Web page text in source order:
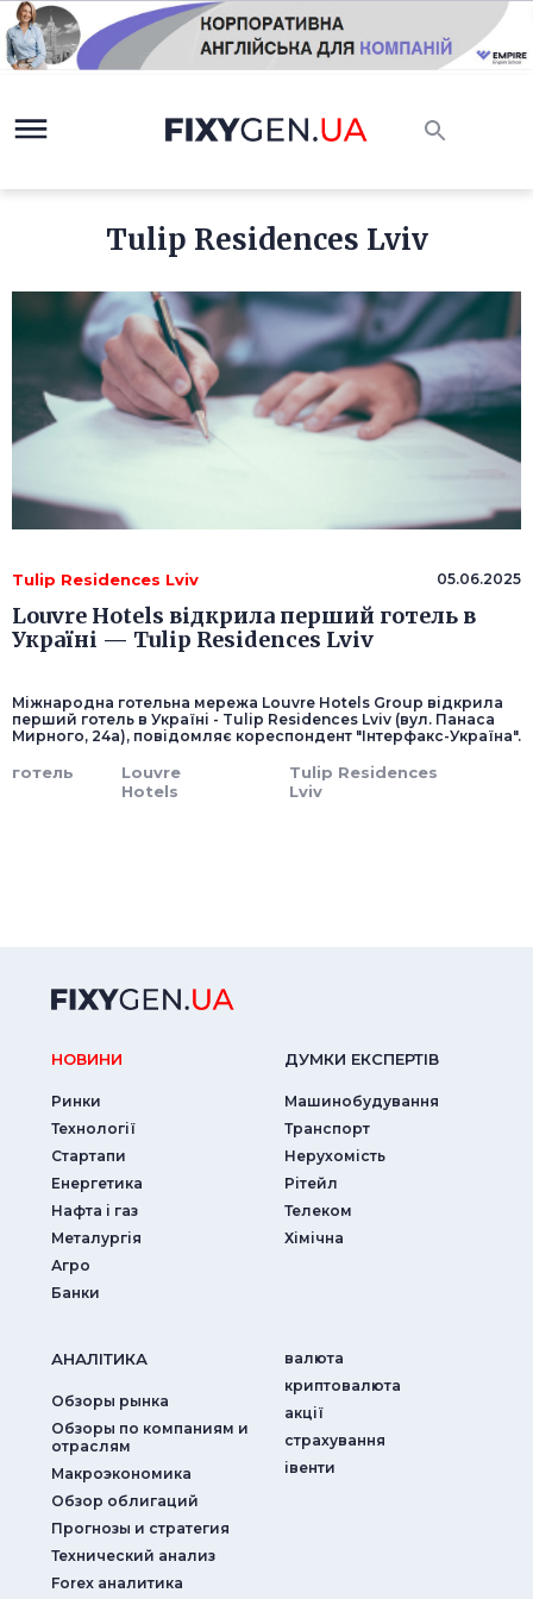
Tulip Residences Lviv
Tulip Residences Lviv 05.06.2025
Louvre Hotels відкрила перший готель в
Україні — Tulip Residences Lviv
Міжнародна готельна мережа Louvre Hotels Group відкрила
перший готель в Україні - Tulip Residences Lviv (вул. Панаса
Мирного, 24а), повідомляє кореспондент "Інтерфакс-Україна".
готель
Louvre
Hotels
Tulip Residences
Lviv
НОВИНИ
Ринки
Технології
Стартапи
Енергетика
Нафта і газ
Металургія
Агро
Банки
ДУМКИ ЕКСПЕРТIВ
Машинобудування
Транспорт
Нерухомість
Рітейл
Телеком
Хімічна
АНАЛIТИКА
Обзоры рынка
Обзоры по компаниям и
отраслям
Макроэкономика
Обзор облигаций
Прогнозы и стратегия
Технический анализ
Forex аналитика
валюта
криптовалюта
акції
страхування
iвенти